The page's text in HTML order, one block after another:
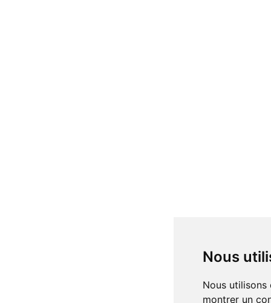
Nous
Nous utilisons des cookies et d'autres technologies de suivi pour améliorer votre expérience de navigation sur notre site, pour vous
montrer un